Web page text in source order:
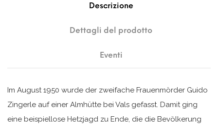
Descrizione
Dettagli del prodotto
Eventi
Im August 1950 wurde der zweifache Frauenmörder Guido
Zingerle auf einer Almhütte bei Vals gefasst. Damit ging
eine beispiellose Hetzjagd zu Ende, die die Bevölkerung